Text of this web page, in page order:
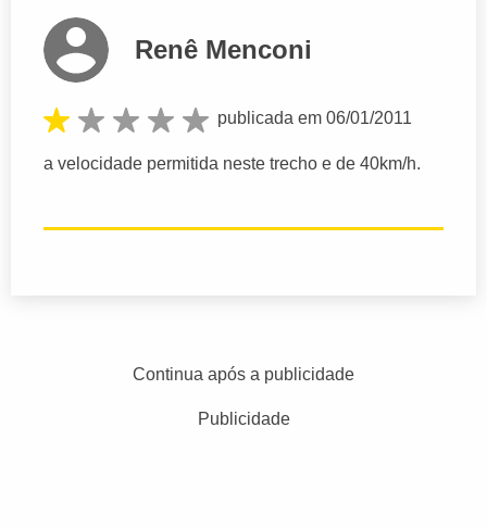
Renê Menconi
publicada em 06/01/2011
a velocidade permitida neste trecho e de 40km/h.
Continua após a publicidade
Publicidade